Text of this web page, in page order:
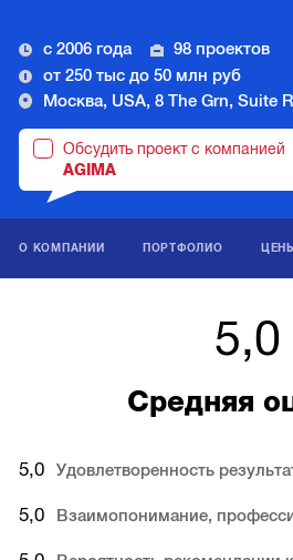
с 2006 года
98 проектов
от 250 тыс до 50 млн руб
Москва, USA, 8 The Grn, Suite
Обсудить проект с компанией
AGIMA
О КОМПАНИИ ПОРТФОЛИО ЦЕНЫ
5,0
Средняя
5,0 Удовлетворенность
5,0 Взаимопонимание,